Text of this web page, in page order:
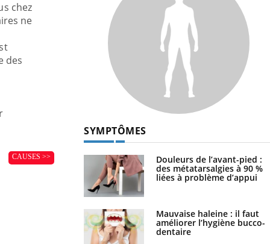
chez
ne
des
CAUSES >>
SYMPTÔMES
Douleurs de l’avant-pied :
des métatarsalgies à 90 %
liées à problème d’appui
Mauvaise haleine : il faut
améliorer l’hygiène bucco-
dentaire